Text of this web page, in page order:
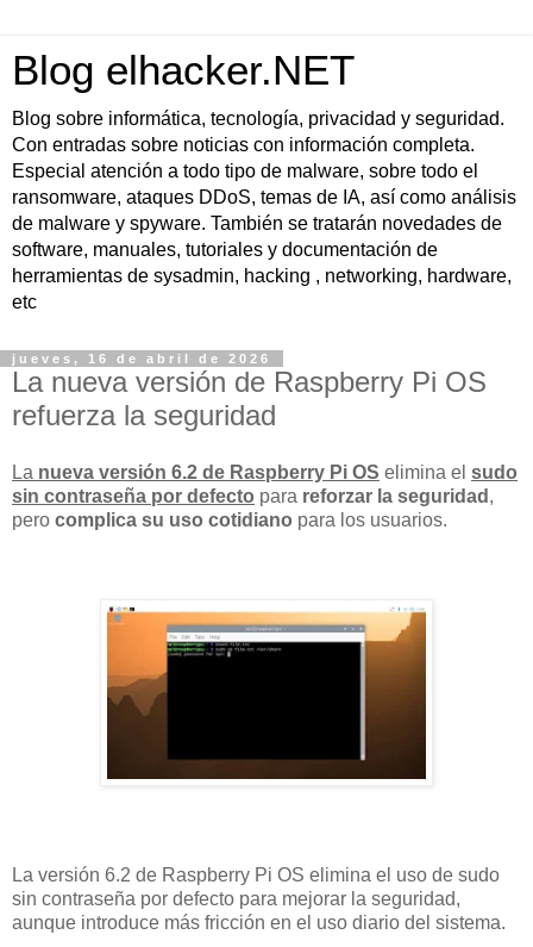
Blog elhacker.NET
Blog sobre informática, tecnología, privacidad y seguridad.
Con entradas sobre noticias con información completa.
Especial atención a todo tipo de malware, sobre todo el
ransomware, ataques DDoS, temas de IA, así como análisis
de malware y spyware. También se tratarán novedades de
software, manuales, tutoriales y documentación de
herramientas de sysadmin, hacking , networking, hardware,
etc
jueves, 16 de abril de 2026
La nueva versión de Raspberry Pi OS
refuerza la seguridad
La nueva versión 6.2 de Raspberry Pi OS elimina el sudo
sin contraseña por defecto para reforzar la seguridad ,
pero complica su uso cotidiano para los usuarios.
La versión 6.2 de Raspberry Pi OS elimina el uso de sudo
sin contraseña por defecto para mejorar la seguridad,
aunque introduce más fricción en el uso diario del sistema.